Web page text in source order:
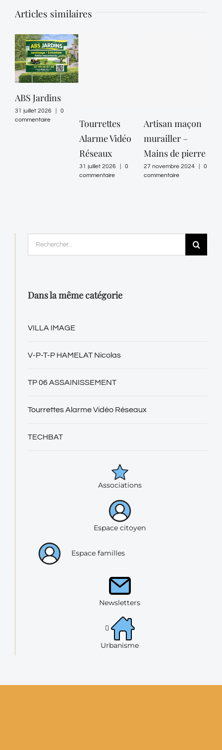
Articles similaires
ABS Jardins
31 juillet 2026
0
commentaire
Tourrettes
Alarme Vidéo
Réseaux
31 juillet 2026
0
commentaire
Artisan maçon
murailler –
Mains de pierre
27 novembre 2024
0
commentaire
Dans la même catégorie
VILLA IMAGE
V-P-T-P HAMELAT Nicolas
TP 06 ASSAINISSEMENT
Tourrettes Alarme Vidéo Réseaux
TECHBAT
Associations
Espace citoyen
Espace familles
Newsletters
Urbanisme